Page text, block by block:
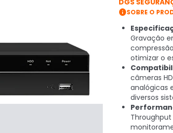
DGS
SOBRE O
Gravação
otimizar o
câmeras
analógicas
diversos
Throughput